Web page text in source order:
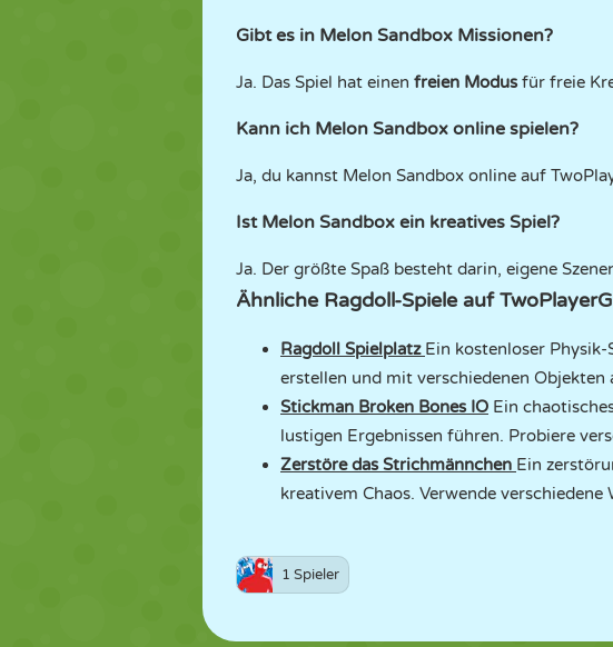
Gibt es in Melon Sandbox Missionen?
Ja. Das Spiel hat einen freien Modusfür freie
Kann ich Melon Sandbox online spielen?
Ja, du kannst Melon Sandbox online auf
Ist Melon Sandbox ein kreatives Spiel?
Ja. Der größte Spaß besteht darin, eigene
Ähnliche Ragdoll-Spiele auf
Ragdoll Spielplatz Ein kostenloser
erstellen und mit verschiedenen
Stickman Broken Bones IO Ein
lustigen Ergebnissen führen. Probiere
Zerstöre das Strichmännchen Ein
kreativem Chaos. Verwende
1 Spieler